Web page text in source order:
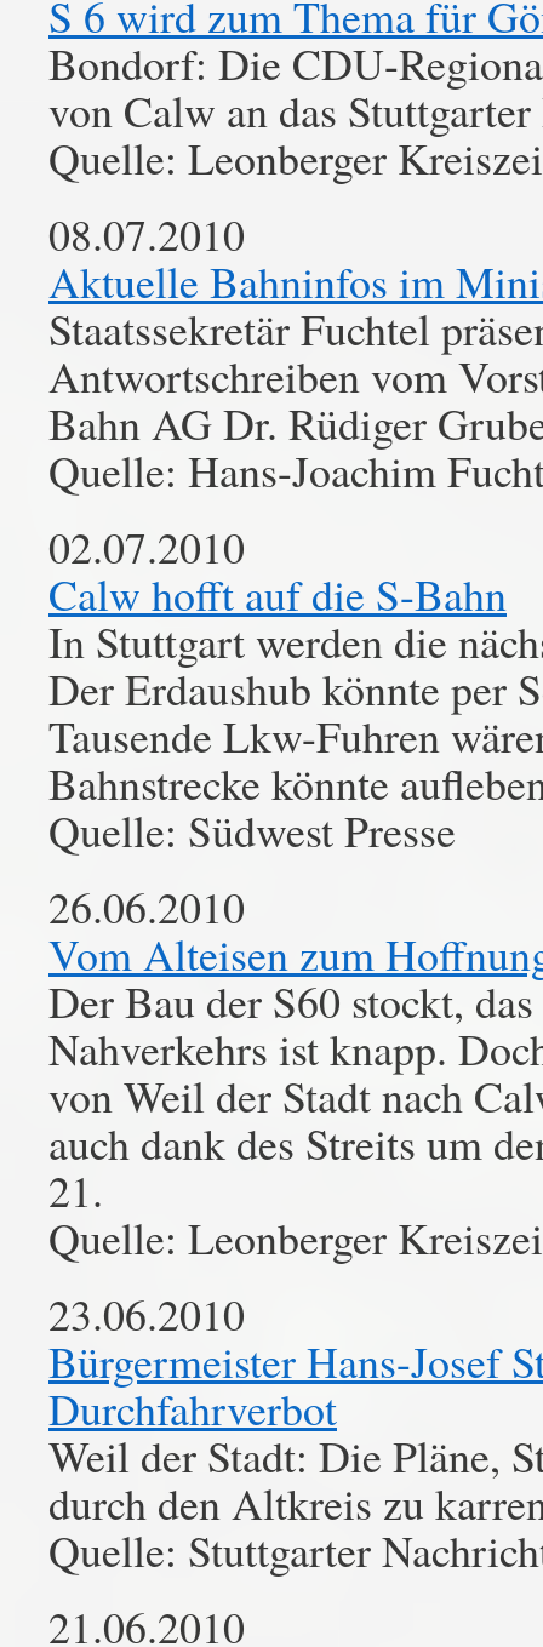
S 6 wird zum Thema für
Bondorf: Die CDU-
von Calw an das
Quelle: Leonberger
08.07.2010
Aktuelle Bahninfos im
Staatssekretär Fuchtel
Antwortschreiben vom
Bahn AG Dr. Rüdiger
Quelle: Hans-Joachim
02.07.2010
Calw hofft auf die S-Bahn
In Stuttgart werden die
Der Erdaushub könnte per
Tausende Lkw-Fuhren
Bahnstrecke könnte
Quelle: Südwest Presse
26.06.2010
Vom Alteisen zum
Der Bau der S60 stockt,
Nahverkehrs ist knapp.
von Weil der Stadt nach
auch dank des Streits um
21.
Quelle: Leonberger
23.06.2010
Bürgermeister Hans-Josef
Durchfahrverbot
Weil der Stadt: Die Pläne,
durch den Altkreis zu
Quelle: Stuttgarter
21.06.2010